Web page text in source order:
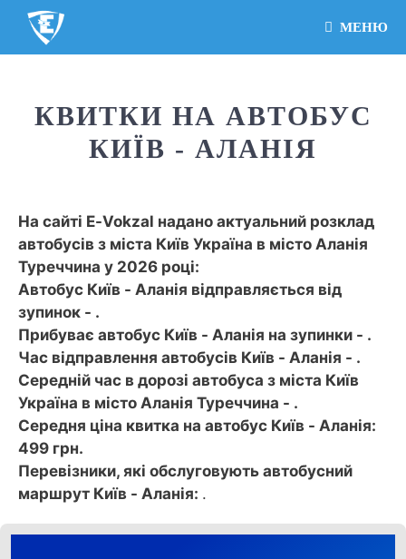
МЕНЮ
КВИТКИ НА АВТОБУС
КИЇВ - АЛАНІЯ
На сайті E-Vokzal надано актуальний розклад
автобусів з міста Київ Україна в місто Аланія
Туреччина у 2026 році:
Автобус Київ - Аланія відправляється від
зупинок - .
Прибуває автобус Київ - Аланія на зупинки - .
Час відправлення автобусів Київ - Аланія - .
Середній час в дорозі автобуса з міста Київ
Україна в місто Аланія Туреччина - .
Середня ціна квитка на автобус Київ - Аланія:
499 грн.
Перевізники, які обслуговують автобусний
маршрут Київ - Аланія: .